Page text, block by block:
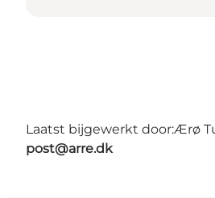
Laatst bijgewerkt door:Ærø
post@arre.dk